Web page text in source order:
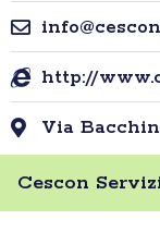
http://
Via
Cescon